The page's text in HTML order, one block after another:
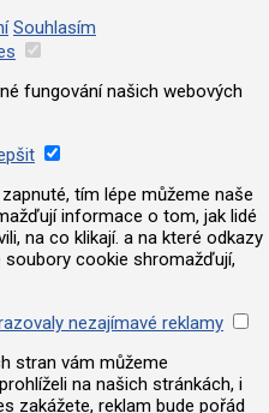
Souhlasím
fungování našich webových
tím lépe můžeme naše
informace o tom, jak lidé
na co klikají. a na které odkazy
cookie shromažďují,
nezajímavé reklamy
stran vám můžeme
na našich stránkách, i
zakážete, reklam bude pořád